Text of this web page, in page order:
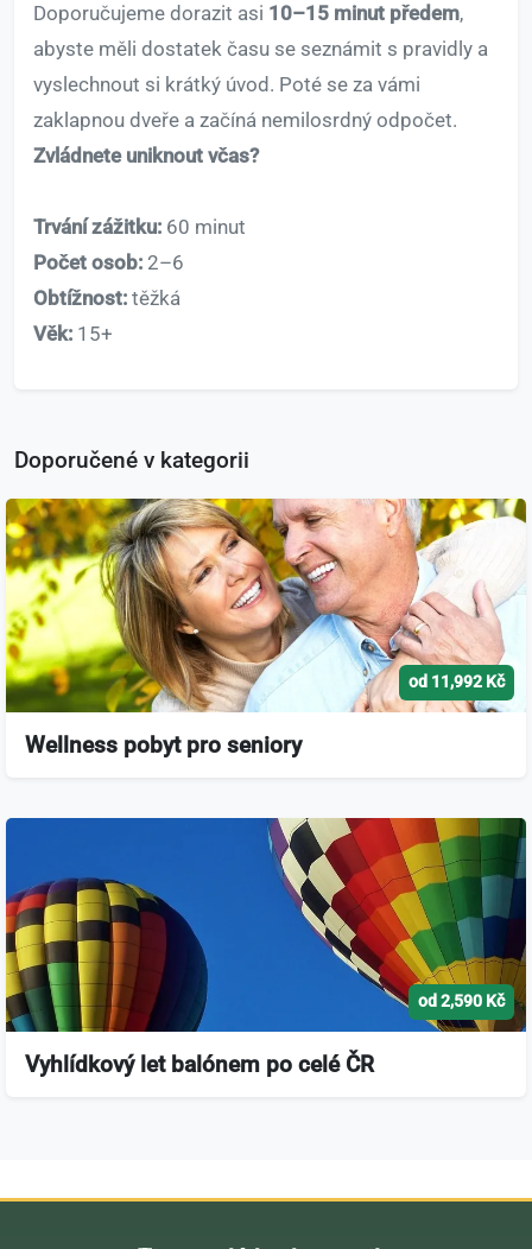
Doporučujeme dorazit asi 10–15 minut předem,
abyste měli dostatek času se seznámit s pravidly a
vyslechnout si krátký úvod. Poté se za vámi
zaklapnou dveře a začíná nemilosrdný odpočet.
Zvládnete uniknout včas?
Trvání zážitku: 60 minut
Počet osob: 2–6
Obtížnost: těžká
Věk: 15+
Doporučené v kategorii
od 11,992 Kč
Wellness pobyt pro seniory
od 2,590 Kč
Vyhlídkový let balónem po celé ČR